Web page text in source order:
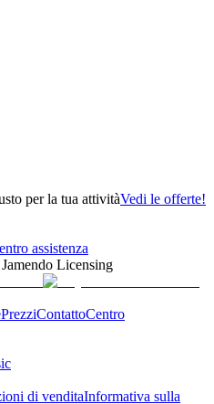
per la tua attivitàVedi le offerte!
assistenza
Jamendo Licensing
PrezziContattoCentro
di venditaInformativa sulla